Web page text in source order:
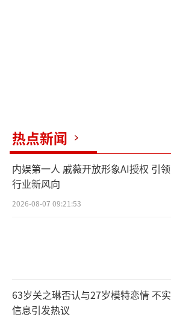
热点新闻
内娱第一人 戚薇开放形象AI授权 引领
行业新风向
2026-08-07 09:21:53
63岁关之琳否认与27岁模特恋情 不实
信息引发热议